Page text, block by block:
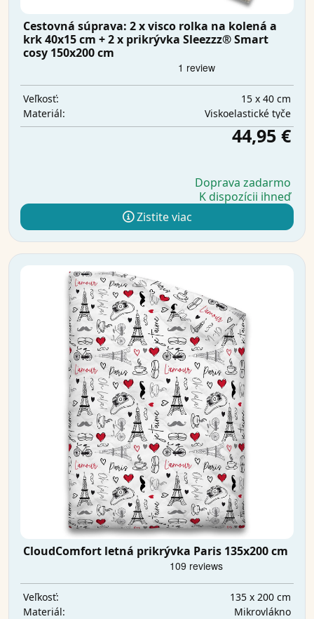
Cestovná súprava: 2 x visco rolka na kolená a
krk 40x15 cm + 2 x prikrývka Sleezzz® Smart
cosy 150x200 cm
Veľkosť:
15 x 40 cm
Materiál:
Viskoelastické tyče
44,95 €
Doprava zadarmo
K dispozícii ihneď
Zistite viac
CloudComfort letná prikrývka Paris 135x200 cm
Veľkosť:
135 x 200 cm
Materiál:
Mikrovlákno